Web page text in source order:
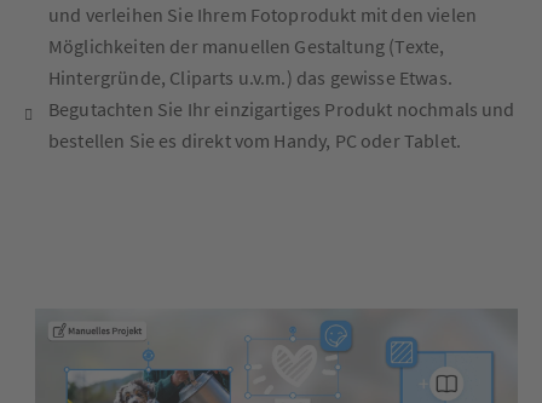
und verleihen Sie Ihrem Fotoprodukt mit den vielen
Möglichkeiten der manuellen Gestaltung (Texte,
Hintergründe, Cliparts u.v.m.) das gewisse Etwas.
Begutachten Sie Ihr einzigartiges Produkt nochmals und
bestellen Sie es direkt vom Handy, PC oder Tablet.